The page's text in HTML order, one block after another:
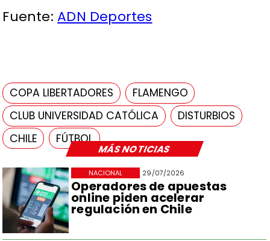
MÁS NOTICIAS
29/07/2026
Operadores de apuestas
online piden acelerar
regulación en Chile
NACIONAL
Fuente:ADN Deportes
COPA LIBERTADORES
FLAMENGO
CLUB UNIVERSIDAD CATÓLICA
DISTURBIOS
CHILE
FÚTBOL